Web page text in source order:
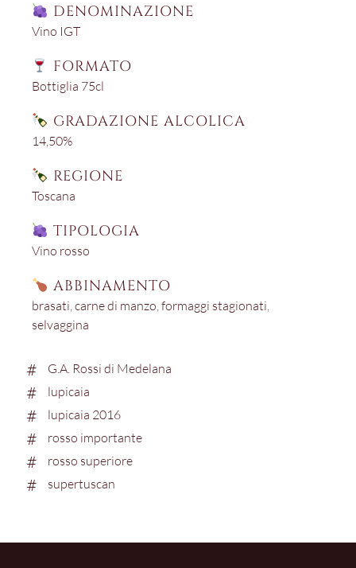
DENOMINAZIONE
Vino IGT
FORMATO
Bottiglia 75cl
GRADAZIONE ALCOLICA
14,50%
REGIONE
Toscana
TIPOLOGIA
Vino rosso
ABBINAMENTO
brasati carne di manzo formaggi stagionati
selvaggina
G.A. Rossi di Medelana
lupicaia
lupicaia 2016
rosso importante
rosso superiore
supertuscan